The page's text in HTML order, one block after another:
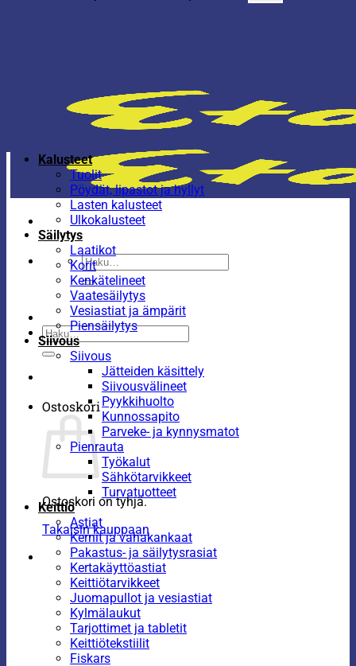
Etsi:
Etsi:
Ostoskori
Ostoskori on tyhjä.
Takaisin kauppaan
Kalusteet
Tuolit
Pöydät, lipastot ja hyllyt
Lasten kalusteet
Ulkokalusteet
Säilytys
Laatikot
Korit
Kenkätelineet
Vaatesäilytys
Vesiastiat ja ämpärit
Piensäilytys
Siivous
Siivous
Jätteiden käsittely
Siivousvälineet
Pyykkihuolto
Kunnossapito
Parveke- ja kynnysmatot
Pienrauta
Työkalut
Sähkötarvikkeet
Turvatuotteet
Keittiö
Astiat
Kernit ja vahakankaat
Pakastus- ja säilytysrasiat
Kertakäyttöastiat
Keittiötarvikkeet
Juomapullot ja vesiastiat
Kylmälaukut
Tarjottimet ja tabletit
Keittiötekstiilit
Fiskars